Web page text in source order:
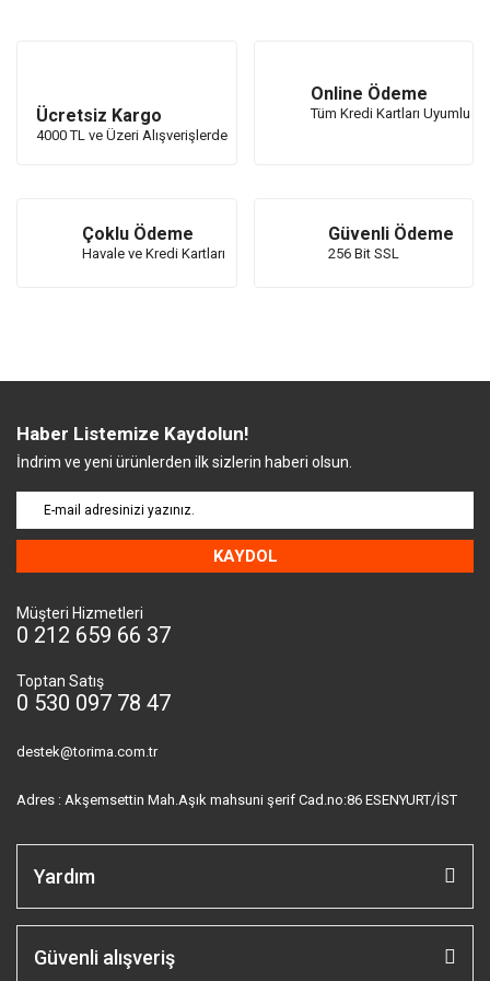
Ücretsiz Kargo
4000 TL ve Üzeri Alışverişlerde
Online Ödeme
Tüm Kredi Kartları Uyumlu
Çoklu Ödeme
Havale ve Kredi Kartları
Güvenli Ödeme
256 Bit SSL
Haber Listemize Kaydolun!
İndrim ve yeni ürünlerden ilk sizlerin haberi olsun.
KAYDOL
Müşteri Hizmetleri
0 212 659 66 37
Toptan Satış
0 530 097 78 47
destek@torima.com.tr
Adres : Akşemsettin Mah.Aşık mahsuni şerif Cad.no:86 ESENYURT/İST
Yardım
Güvenli alışveriş